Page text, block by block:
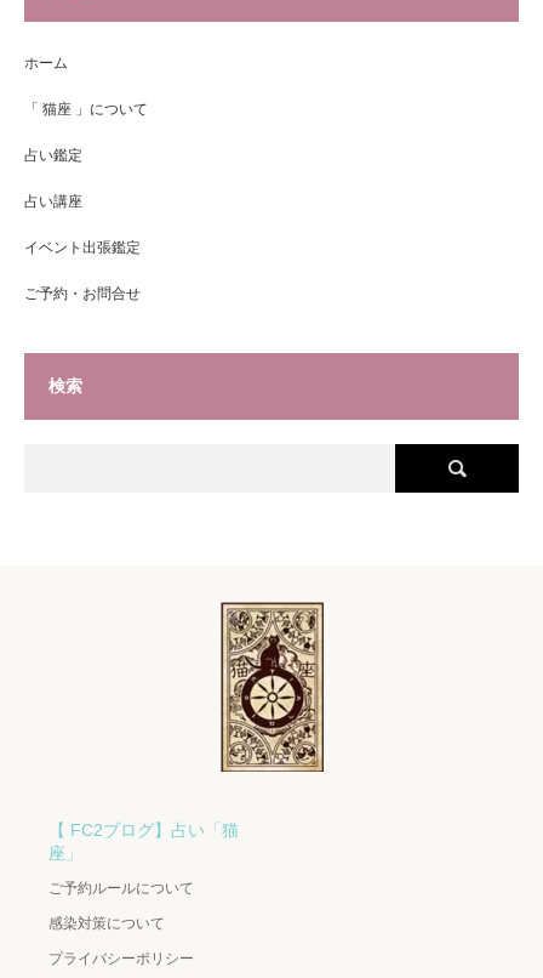
ホーム
「 猫座 」について
占い鑑定
占い講座
イベント出張鑑定
ご予約・お問合せ
検索
【 FC2ブログ】占い「猫
座」
ご予約ルールについて
感染対策について
プライバシーポリシー